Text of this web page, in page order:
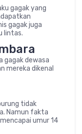
gagak yang
gagak juga
lintas.
gagak dewasa
mereka dikenal
tidak
Namun fakta
umur 14